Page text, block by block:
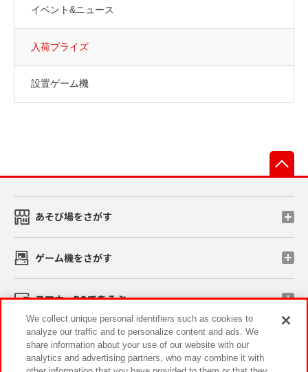
イベント&ニュース
入荷プライズ
設置ゲーム機
あそび場をさがす
ゲーム機をさがす
スマホ・PCであそぶ
イベント・キャンペーン
We collect unique personal identifiers such as cookies to
analyze our traffic and to personalize content and ads. We
share information about your use of our website with our
analytics and advertising partners, who may combine it with